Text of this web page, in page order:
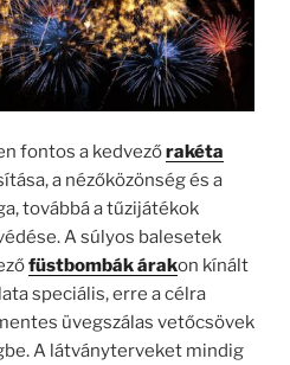
fontos a kedvezőrakéta
a nézőközönség és a
továbbá a tűzijátékok
A súlyos balesetek
füstbombák árakon kínált
speciális, erre a célra
üvegszálas vetőcsövek
A látványterveket mindig